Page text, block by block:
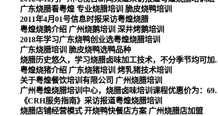
广东烧腊看粤煌 专业烧腊培训 脆皮烧鸭培训
2011年4月01号信息时报采访粤煌烧腊
粤煌烧鹅介绍 广州烧鹅培训 深井烤鹅培训
2018年学习广东烧鸭创业选粤煌烧腊培训
广东烧腊培训 脆皮烧鸭选鸭品种
烧腊历史悠久，学习
粤煌烧猪介绍 广东烧猪培训 烤乳猪技术培训
关于粤煌餐饮培训有限公司 广州烧腊培训
广州粤煌烧腊培训中心，烧腊卤味培训课程优惠价为：6980元
《CRH服务指南》采访报道粤煌烧腊培训
烧腊店铺经营模式 开烧鸭快餐店方案 广州烧腊店加盟